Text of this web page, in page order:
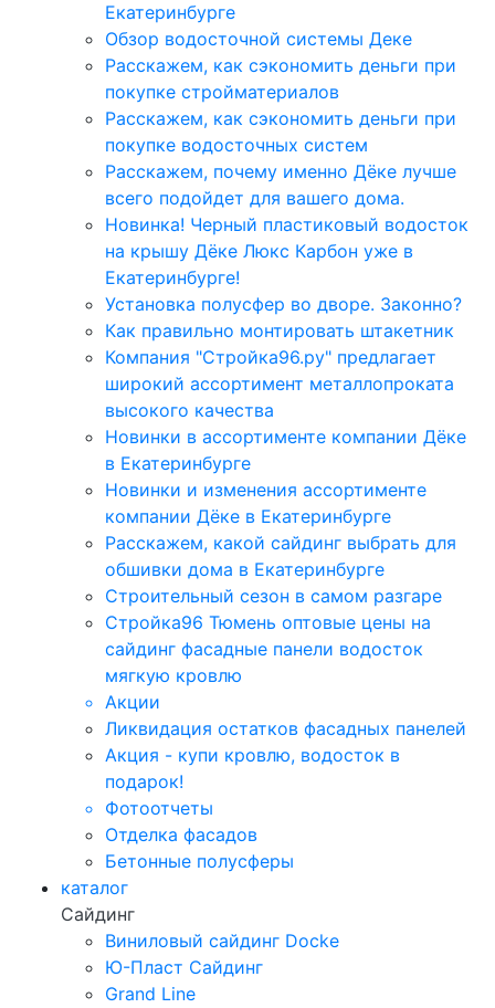
Екатеринбурге
Обзор водосточной системы Деке
Расскажем, как сэкономить деньги при
покупке стройматериалов
Расскажем, как сэкономить деньги при
покупке водосточных систем
Расскажем, почему именно Дёке лучше
всего подойдет для вашего дома.
Новинка! Черный пластиковый водосток
на крышу Дёке Люкс Карбон уже в
Екатеринбурге!
Установка полусфер во дворе. Законно?
Как правильно монтировать штакетник
Компания "Стройка96.ру" предлагает
широкий ассортимент металлопроката
высокого качества
Новинки в ассортименте компании Дёке
в Екатеринбурге
Новинки и изменения ассортименте
компании Дёке в Екатеринбурге
Расскажем, какой сайдинг выбрать для
обшивки дома в Екатеринбурге
Строительный сезон в самом разгаре
Стройка96 Тюмень оптовые цены на
сайдинг фасадные панели водосток
мягкую кровлю
Акции
Ликвидация остатков фасадных панелей
Акция - купи кровлю, водосток в
подарок!
Фотоотчеты
Отделка фасадов
Бетонные полусферы
каталог
Сайдинг
Виниловый сайдинг Docke
Ю-Пласт Сайдинг
Grand Line